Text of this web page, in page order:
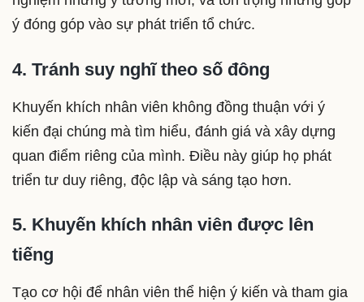
ý đóng góp vào sự phát triển tổ chức.
4. Tránh suy nghĩ theo số đông
Khuyến khích nhân viên không đồng thuận với ý
kiến đại chúng mà tìm hiểu, đánh giá và xây dựng
quan điểm riêng của mình. Điều này giúp họ phát
triển tư duy riêng, độc lập và sáng tạo hơn.
5. Khuyến khích nhân viên được lên
tiếng
Tạo cơ hội để nhân viên thể hiện ý kiến và tham gia